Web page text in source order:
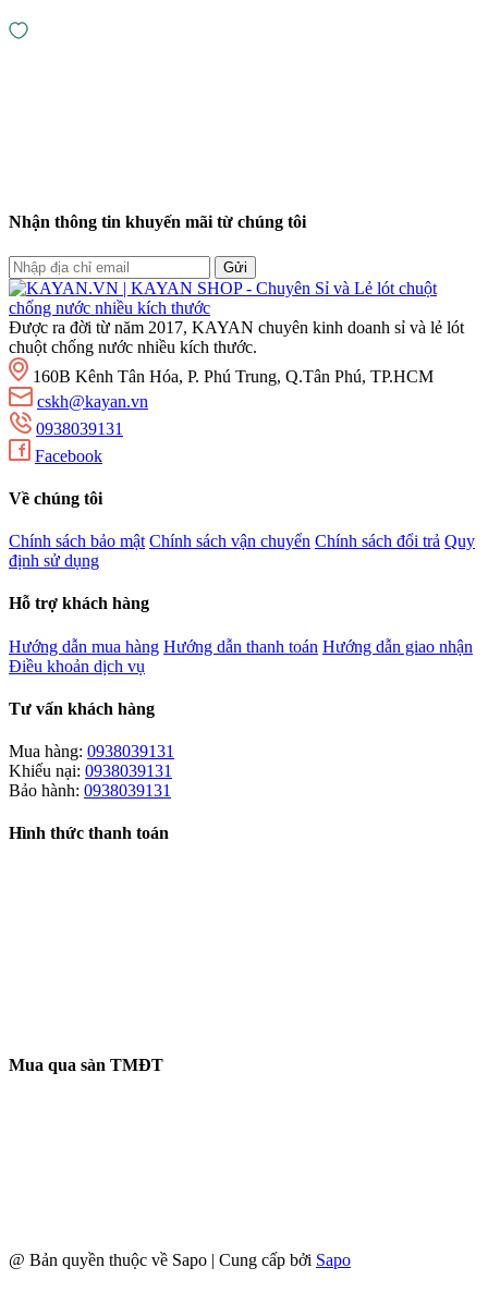
Nhận thông tin khuyến mãi từ chúng tôi
Gửi
Được ra đời từ năm 2017, KAYAN chuyên kinh doanh sỉ và lẻ lót
chuột chống nước nhiều kích thước.
160B Kênh Tân Hóa, P. Phú Trung, Q.Tân Phú, TP.HCM
cskh@kayan.vn
0938039131
Facebook
Về chúng tôi
Chính sách bảo mật Chính sách vận chuyển Chính sách đổi trả Quy
định sử dụng
Hỗ trợ khách hàng
Hướng dẫn mua hàng Hướng dẫn thanh toán Hướng dẫn giao nhận
Điều khoản dịch vụ
Tư vấn khách hàng
Mua hàng: 0938039131
Khiếu nại: 0938039131
Bảo hành: 0938039131
Hình thức thanh toán
Mua qua sàn TMĐT
@ Bản quyền thuộc về Sapo | Cung cấp bởi Sapo